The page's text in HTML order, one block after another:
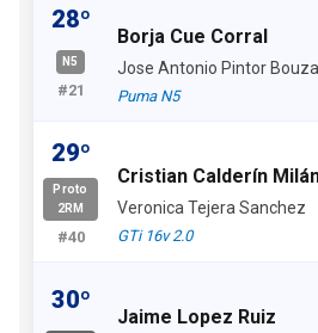
28º
N5
#21
Borja Cue Corral
Jose Antonio Pintor
Puma N5
29º
Proto
2RM
#40
Cristian Calderín
Veronica Tejera Sanchez
GTi 16v 2.0
30º
Jaime Lopez Ruiz